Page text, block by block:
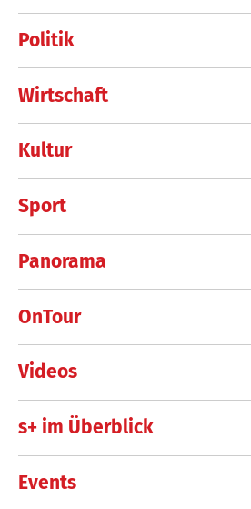
Politik
Wirtschaft
Kultur
Sport
Panorama
OnTour
Videos
s+ im Überblick
Events